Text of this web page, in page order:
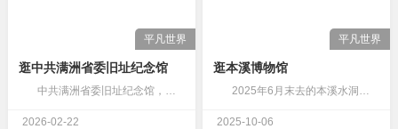
平凡世界
逛中共满洲省委旧址纪念馆
2026-02-22
平凡世界
逛本溪博物馆
2025-10-06